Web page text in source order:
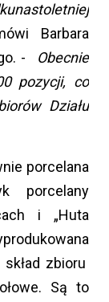
Barbara
- Obecnie
pozycji, co
Działu
porcelana
porcelany
i „Huta
zbioru
Są to